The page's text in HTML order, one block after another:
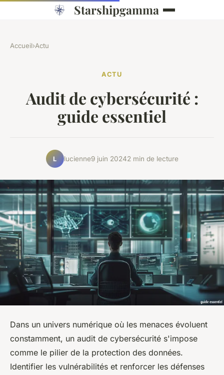
Starshipgamma
Accueil›Actu
ACTU
Audit de cybersécurité :
guide essentiel
L lucienne9 juin 20242 min de lecture
Dans un univers numérique où les menaces évoluent
constamment, un audit de cybersécurité s'impose
comme le pilier de la protection des données.
Identifier les vulnérabilités et renforcer les défenses